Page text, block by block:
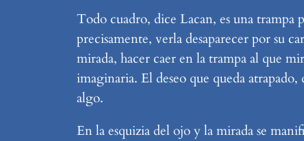
Todo cuadro, dice Lacan, es una trampa
precisamente, verla desaparecer por su
mirada, hacer caer en la trampa al que
imaginaria. El deseo que queda
algo.
En la esquizia del ojo y la mirada se